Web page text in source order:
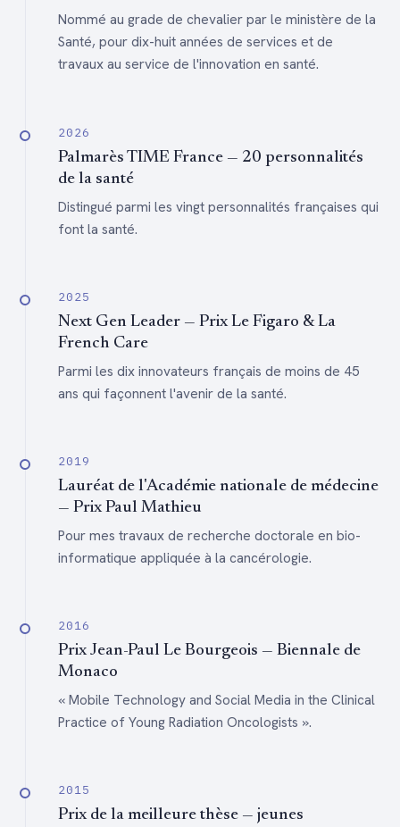
Bibault JE, Mirabel X, Lacornerie T, et al. —
PLoS One · 2015
local control, overall survival, and toxicity
Bibault JE, Dewas S, Vautravers-Dewas C, et al.
PLoS One · 2013
Labeling for Big Data in radiation oncology: The
Radiation Oncology Structures ontology
Big Data and machine learning in radiation
oncology: state of the art and future prospects
2016
Evaluation of the Theoretical Teaching of
Postgraduate Radiation Oncology Medical
Residents in France
Choosing a career in oncology: results of a
nationwide cross-sectional study
Faivre JC, Bibault JE, Bellesoeur A, et al. —
Nommé au grade de chevalier par le ministère de la
Santé, pour dix-huit années de services et de
travaux au service de l'innovation en santé.
2026
Palmarès TIME France — 20 personnalités
de la santé
Distingué parmi les vingt personnalités françaises qui
font la santé.
2025
Next Gen Leader — Prix Le Figaro & La
French Care
Parmi les dix innovateurs français de moins de 45
ans qui façonnent l'avenir de la santé.
2019
Lauréat de l'Académie nationale de médecine
— Prix Paul Mathieu
Pour mes travaux de recherche doctorale en bio-
informatique appliquée à la cancérologie.
2016
Prix Jean-Paul Le Bourgeois — Biennale de
Monaco
« Mobile Technology and Social Media in the Clinical
Practice of Young Radiation Oncologists ».
2015
Prix de la meilleure thèse — jeunes